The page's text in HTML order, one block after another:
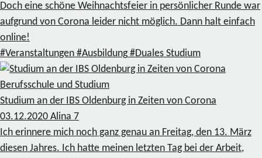
Doch eine schöne Weihnachtsfeier in persönlicher Runde war
aufgrund von Corona leider nicht möglich. Dann halt einfach
online!
#Veranstaltungen #Ausbildung #Duales Studium
Berufsschule und Studium
Studium an der IBS Oldenburg in Zeiten von Corona
03.12.2020 Alina 7
Ich erinnere mich noch ganz genau an Freitag, den 13. März
diesen Jahres. Ich hatte meinen letzten Tag bei der Arbeit,